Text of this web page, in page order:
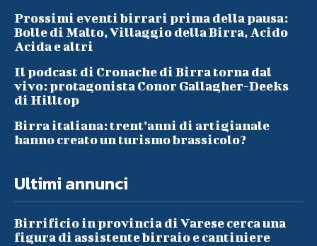
Prossimi eventi birrari prima della pausa:
Bolle di Malto, Villaggio della Birra, Acido
Acida e altri
Il podcast di Cronache di Birra torna dal
vivo: protagonista Conor Gallagher-Deeks
di Hilltop
Birra italiana: trent’anni di artigianale
hanno creato un turismo brassicolo?
Ultimi annunci
Birrificio in provincia di Varese cerca una
figura di assistente birraio e cantiniere